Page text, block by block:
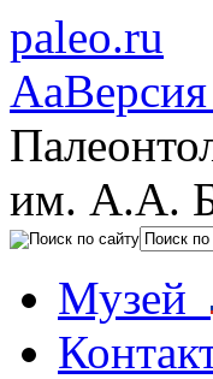
paleo.ru
Aa
им. А.А.
Музей